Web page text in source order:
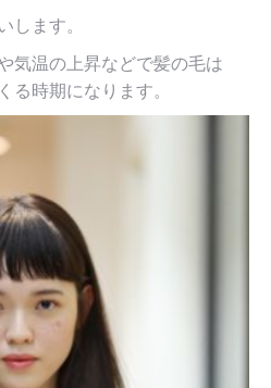
します。
気温の上昇などで髪の毛は
る時期になります。